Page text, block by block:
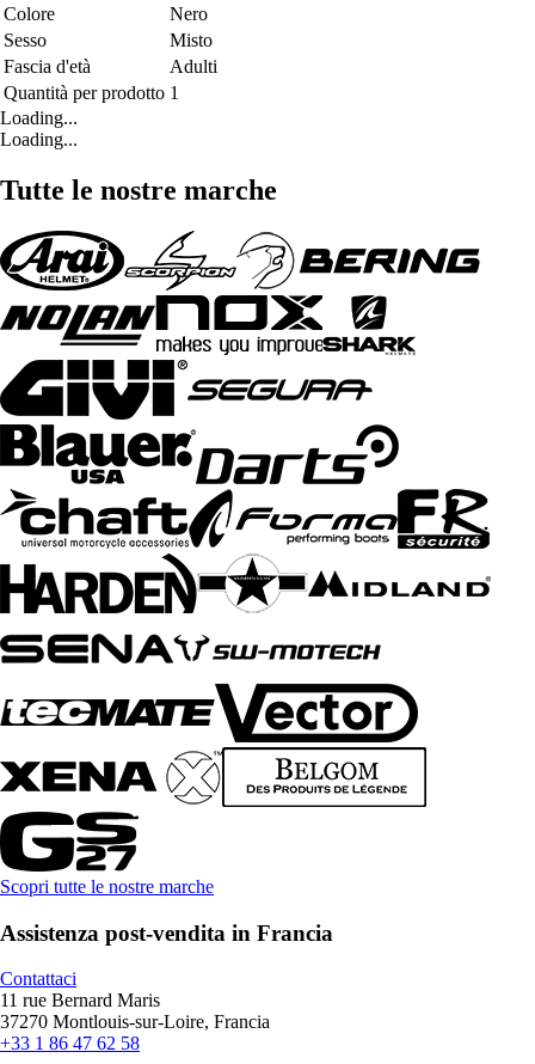
Colore
Nero
Sesso
Misto
Fascia d'età
Adulti
Quantità per prodotto 1
Loading...
Loading...
Tutte le nostre marche
Scopri tutte le nostre marche
Assistenza post-vendita in Francia
Contattaci
11 rue Bernard Maris
37270 Montlouis-sur-Loire, Francia
+33 1 86 47 62 58